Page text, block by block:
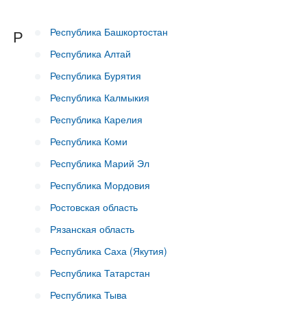
Р
Республика Башкортостан
Республика Алтай
Республика Бурятия
Республика Калмыкия
Республика Карелия
Республика Коми
Республика Марий Эл
Республика Мордовия
Ростовская область
Рязанская область
Республика Саха (Якутия)
Республика Татарстан
Республика Тыва